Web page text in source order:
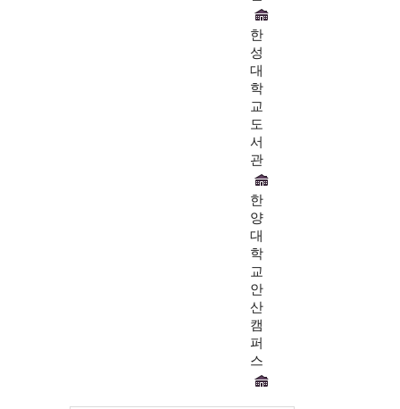
한
성
대
학
교
도
서
관
한
양
대
학
교
안
산
캠
퍼
스